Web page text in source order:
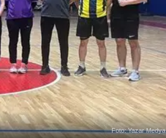
Foto: Yazar Medya